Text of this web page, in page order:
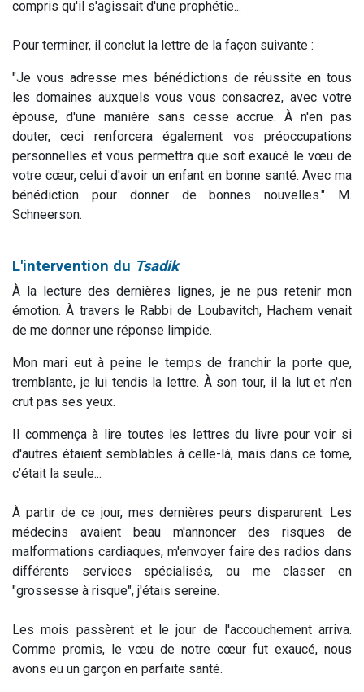
compris qu'il s'agissait d'une prophétie...
Pour terminer, il conclut la lettre de la façon suivante :
"Je vous adresse mes bénédictions de réussite en tous
les domaines auxquels vous vous consacrez, avec votre
épouse, d'une manière sans cesse accrue. À n'en pas
douter, ceci renforcera également vos préoccupations
personnelles et vous permettra que soit exaucé le vœu de
votre cœur, celui d'avoir un enfant en bonne santé. Avec ma
bénédiction pour donner de bonnes nouvelles." M.
Schneerson.
L'intervention du Tsadik
À la lecture des dernières lignes, je ne pus retenir mon
émotion. À travers le Rabbi de Loubavitch, Hachem venait
de me donner une réponse limpide.
Mon mari eut à peine le temps de franchir la porte que,
tremblante, je lui tendis la lettre. À son tour, il la lut et n'en
crut pas ses yeux.
Il commença à lire toutes les lettres du livre pour voir si
d'autres étaient semblables à celle-là, mais dans ce tome,
c’était la seule...
À partir de ce jour, mes dernières peurs disparurent. Les
médecins avaient beau m'annoncer des risques de
malformations cardiaques, m'envoyer faire des radios dans
différents services spécialisés, ou me classer en
"grossesse à risque", j'étais sereine.
Les mois passèrent et le jour de l'accouchement arriva.
Comme promis, le vœu de notre cœur fut exaucé, nous
avons eu un garçon en parfaite santé.